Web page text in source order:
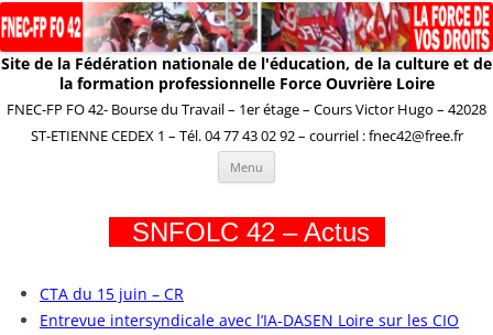
Site de la Fédération nationale de l'éducation, de la culture et de
la formation professionnelle Force Ouvrière Loire
FNEC-FP FO 42- Bourse du Travail – 1er étage – Cours Victor Hugo – 42028
ST-ETIENNE CEDEX 1 – Tél. 04 77 43 02 92 – courriel : fnec42@free.fr
Menu
SNFOLC 42 – Actus
CTA du 15 juin – CR
Entrevue intersyndicale avec l’IA-DASEN Loire sur les CIO